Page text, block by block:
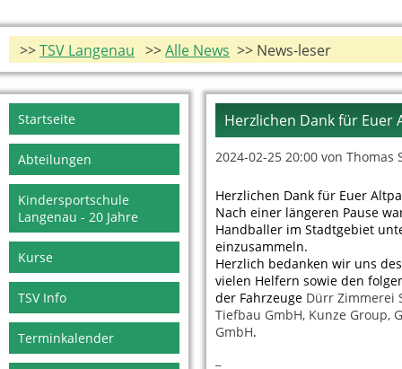
>>TSV Langenau >>Alle News >> News-leser
Herzlichen Dank für Euer
2024-02-25 20:00 von Thomas
Herzlichen Dank für Euer
Nach einer längeren Pause
Handballer im Stadtgebiet
einzusammeln.
Herzlich bedanken wir uns
vielen Helfern sowie den
der Fahrzeuge Dürr Zimmerei
Tiefbau GmbH, Kunze Group,
GmbH.
Navigation
überspringen
Startseite
Abteilungen
Kindersportschule
Langenau - 20 Jahre
Kurse
TSV Info
Terminkalender